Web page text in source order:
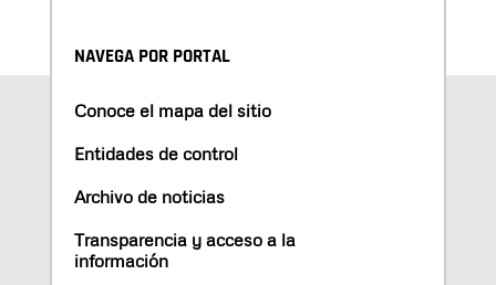
NAVEGA POR PORTAL
Conoce el mapa del sitio
Entidades de control
Archivo de noticias
Transparencia y acceso a la
información